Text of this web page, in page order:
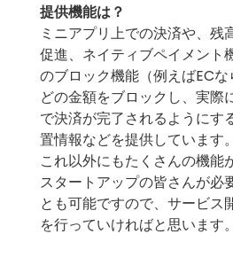
提供機能は？
ミニアプリ上での決済や、残
促進、ネイティブペイメント
のブロック機能（例えばEC
どの金額をブロックし、実際
で決済が完了されるようにす
置情報などを提供しています。
これ以外にもたくさんの機能
スタートアップの皆さんが必
とも可能ですので、サービス
を行っていければと思います。